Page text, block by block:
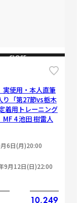
CLOSE
実使用・本人直筆
り「第27節vs栃木
着用トレーニング
MF 4 池田 樹雷人
6日(月)20:00
9月12日(日)22:00
10,249